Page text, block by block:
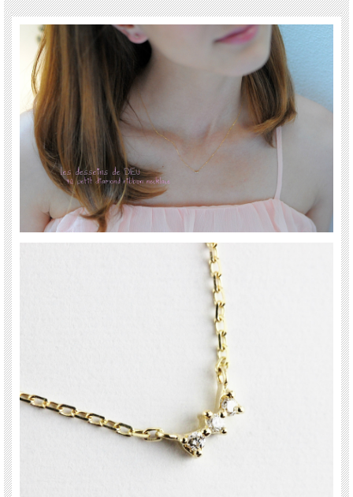
よく見るとリボン、というくらいの小ささが可愛いシンプル ネックレスです。
さり気なく身につけたいネックレスをお探しの方にお薦めです。
les desseins de DIEU(レ・デッサン・ドゥ・デュー)
表参道にあるBijouterie euro flat(ビジュトリエ ユーロフラット)が発信するジュエリ
ーブランド
フランス語で『神の思し召し』という意味を持ち、 そのブランド名はグッドラッ
クチャームのように、身に着けた人を守ってくれるという意味が込められていま
”教養のある美”をコンセプトに本物である事にこだわったジュエリーは、 繊細で上